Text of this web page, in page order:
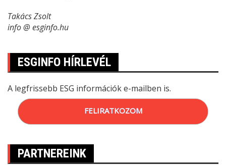
Takács Zsolt
info @ esginfo.hu
ESGINFO HÍRLEVÉL
A legfrissebb ESG információk e-mailben is.
FELIRATKOZOM
PARTNEREINK